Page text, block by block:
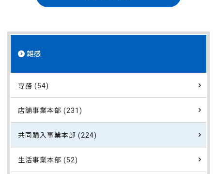
雑感
専務 (54)
店舗事業本部 (231)
共同購入事業本部 (224)
生活事業本部 (52)